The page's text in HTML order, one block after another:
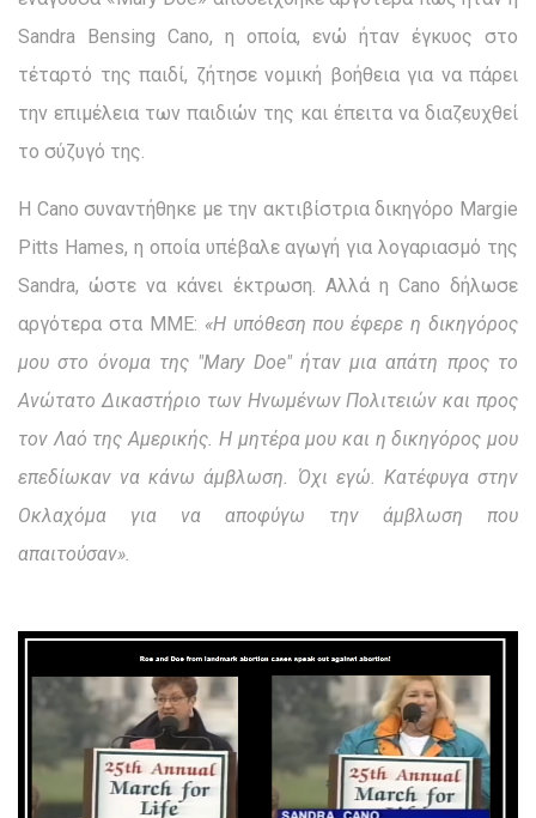
Sandra Bensing Cano, η οποία, ενώ ήταν έγκυος στο
τέταρτό της παιδί, ζήτησε νομική βοήθεια για να πάρει
την επιμέλεια των παιδιών της και έπειτα να διαζευχθεί
το σύζυγό της.
Η Cano συναντήθηκε με την ακτιβίστρια δικηγόρο Margie
Pitts Hames, η οποία υπέβαλε αγωγή για λογαριασμό της
Sandra, ώστε να κάνει έκτρωση. Αλλά η Cano δήλωσε
αργότερα στα ΜΜΕ: «Η υπόθεση που έφερε η δικηγόρος
μου στο όνομα της "Mary Doe" ήταν μια απάτη προς το
Ανώτατο Δικαστήριο των Ηνωμένων Πολιτειών και προς
τον Λαό της Αμερικής. Η μητέρα μου και η δικηγόρος μου
επεδίωκαν να κάνω άμβλωση. Όχι εγώ. Κατέφυγα στην
Οκλαχόμα για να αποφύγω την άμβλωση που
απαιτούσαν».